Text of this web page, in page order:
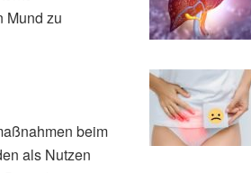
Mund zu
beim
als Nutzen